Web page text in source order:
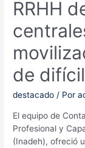
RRHH
de
destacado / Por
El equipo de
Profesional y
(Inadeh), ofreció